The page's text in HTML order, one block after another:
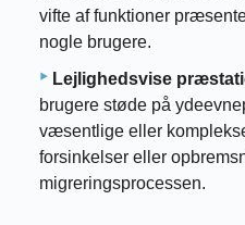
vifte af funktioner
nogle brugere.
Lejlighedsvise
brugere støde på
væsentlige eller
forsinkelser eller
migreringsprocessen.